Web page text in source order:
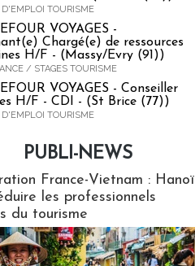
D'EMPLOI TOURISME
VOYAGES -
Chargé(e) de ressources
H/F - (Massy/Evry (91))
/ STAGES TOURISME
VOYAGES - Conseiller
H/F - CDI - (St Brice (77))
D'EMPLOI TOURISME
PUBLI-NEWS
France-Vietnam : Hanoï
les professionnels
du tourisme